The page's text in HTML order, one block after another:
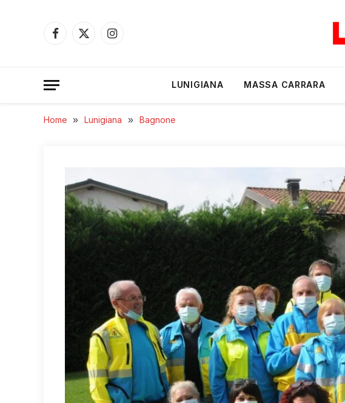
Facebook
X
Instagram
LUNIGIANA MASSA CARRARA
Home » Lunigiana » Bagnone